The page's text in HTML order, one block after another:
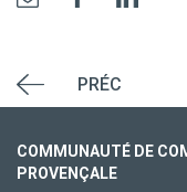
PRÉC
COMMUNAUTÉ DE
PROVENÇALE